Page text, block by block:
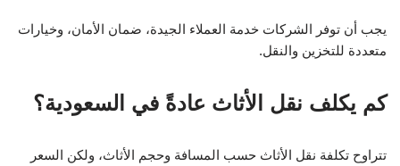
يجب أن توفر الشركات خدمة العملاء الجيدة، ضمان الأمان، وخيارات
متعددة للتخزين والنقل.
كم يكلف نقل الأثاث عادةً في السعودية؟
تتراوح تكلفة نقل الأثاث حسب المسافة وحجم الأثاث، ولكن السعر